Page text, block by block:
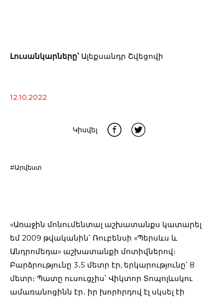
Լուսանկարները՝ Ալեքսանդր Շվեցովի
12.10.2022
Կիսվել
#Արվեստ
«Առաջին մոնումենտալ աշխատանքս կատարել
եմ 2009 թվականին՝ Ռուբենսի «Պերսևս և
Անդրոմեդա» աշխատանքի մոտիվներով։
Բարձրությունը 3․5 մետր էր, երկարությունը՝ 8
մետր։ Պատը ուսուցչիս՝ Վիկտոր Տոպոլևսկու
ամառանոցինն էր․ իր խորհրդով էլ սկսել էի